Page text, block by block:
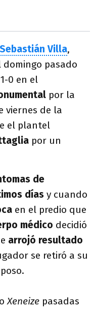
Sebastián Villa,
domingo pasado
0 en el
por la
viernes de la
el plantel
por un
de
días y cuando
en el predio que
médico decidió
arrojó resultado
se retiró a su
Xeneize pasadas